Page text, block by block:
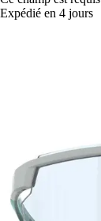
Expédié en 4 jours